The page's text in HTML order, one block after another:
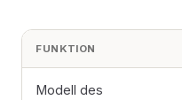
FUNKTION
Modell des